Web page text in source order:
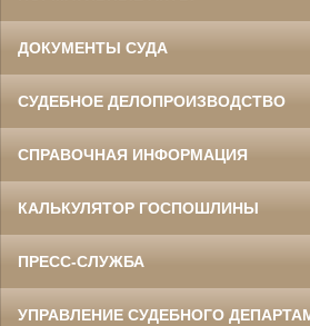
ДОКУМЕНТЫ СУДА
СУДЕБНОЕ ДЕЛОПРОИЗВОДСТВО
СПРАВОЧНАЯ ИНФОРМАЦИЯ
КАЛЬКУЛЯТОР ГОСПОШЛИНЫ
ПРЕСС-СЛУЖБА
УПРАВЛЕНИЕ СУДЕБНОГО